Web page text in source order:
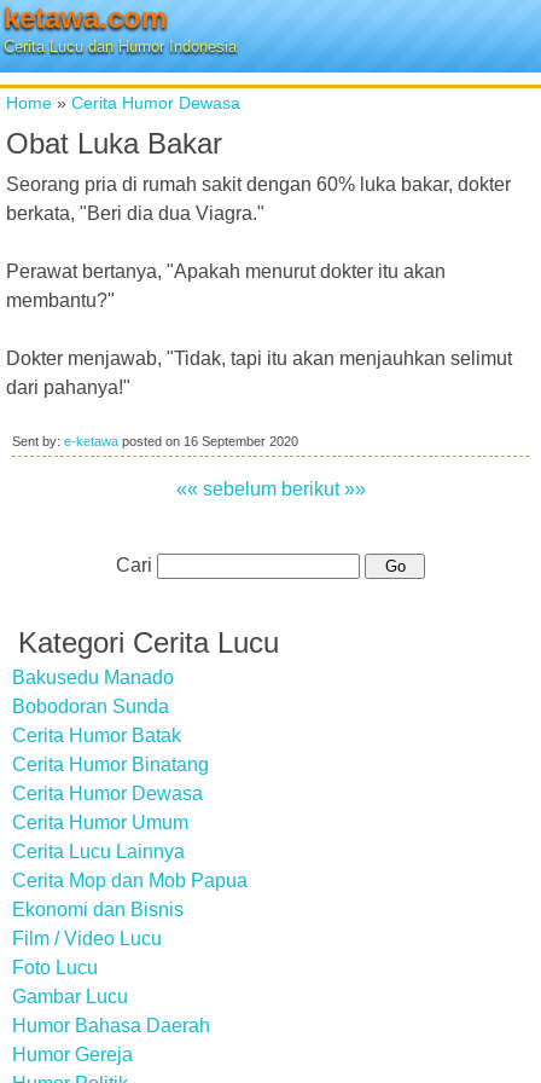
ketawa.com
Cerita Lucu dan Humor Indonesia
Home » Cerita Humor Dewasa
Obat Luka Bakar
Seorang pria di rumah sakit dengan 60% luka bakar, dokter
berkata, "Beri dia dua Viagra."
Perawat bertanya, "Apakah menurut dokter itu akan
membantu?"
Dokter menjawab, "Tidak, tapi itu akan menjauhkan selimut
dari pahanya!"
Sent by: e-ketawa posted on 16 September 2020
«« sebelum berikut »»
Cari
Kategori Cerita Lucu
Bakusedu Manado
Bobodoran Sunda
Cerita Humor Batak
Cerita Humor Binatang
Cerita Humor Dewasa
Cerita Humor Umum
Cerita Lucu Lainnya
Cerita Mop dan Mob Papua
Ekonomi dan Bisnis
Film / Video Lucu
Foto Lucu
Gambar Lucu
Humor Bahasa Daerah
Humor Gereja